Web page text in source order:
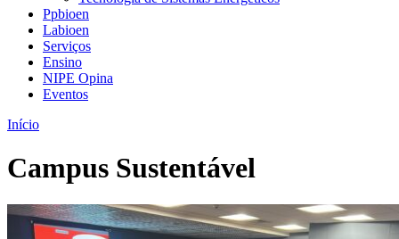
Ppbioen
Labioen
Serviços
Ensino
NIPE Opina
Eventos
Início
Campus Sustentável